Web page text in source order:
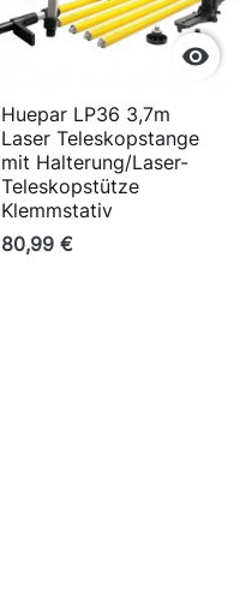

Huepar LP36 3,7m
Laser Teleskopstange
mit Halterung/Laser-
Teleskopstütze
Klemmstativ
80,99 €